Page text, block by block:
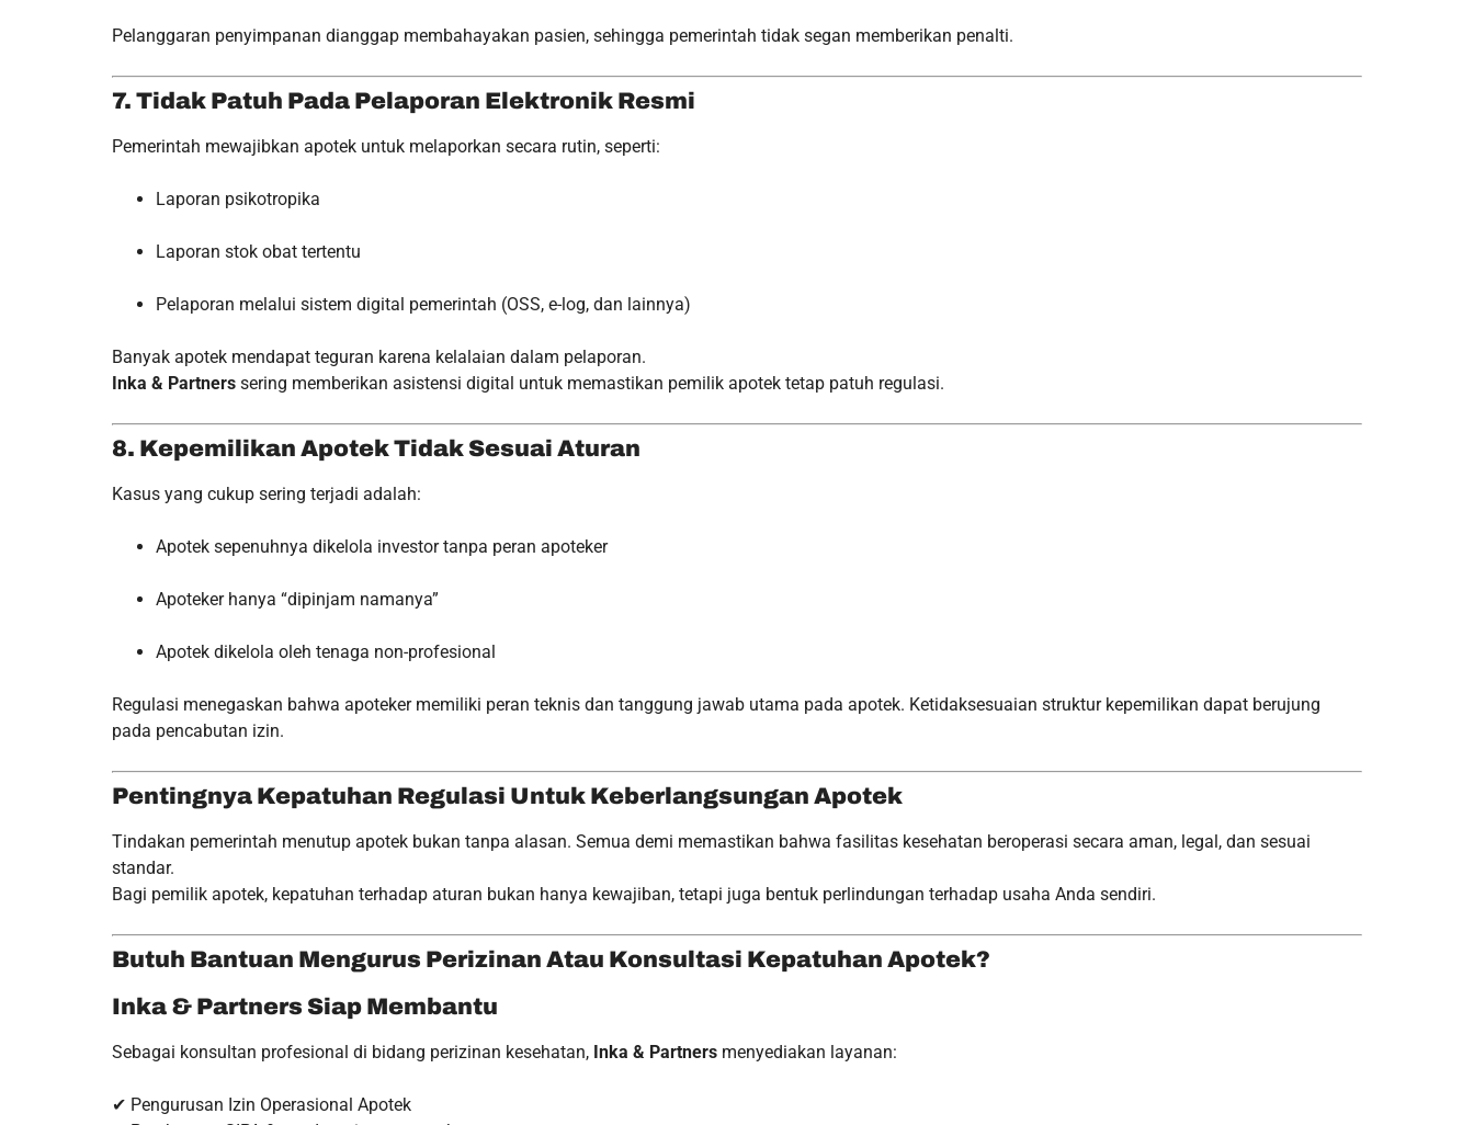
Pelanggaran penyimpanan dianggap membahayakan pasien, sehingga pemerintah tidak segan memberikan penalti.
7. Tidak Patuh Pada Pelaporan Elektronik Resmi
Pemerintah mewajibkan apotek untuk melaporkan secara rutin, seperti:
Laporan psikotropika
Laporan stok obat tertentu
Pelaporan melalui sistem digital pemerintah (OSS, e-log, dan lainnya)
Banyak apotek mendapat teguran karena kelalaian dalam pelaporan.
Inka & Partners sering memberikan asistensi digital untuk memastikan pemilik apotek tetap patuh regulasi.
8. Kepemilikan Apotek Tidak Sesuai Aturan
Kasus yang cukup sering terjadi adalah:
Apotek sepenuhnya dikelola investor tanpa peran apoteker
Apoteker hanya “dipinjam namanya”
Apotek dikelola oleh tenaga non-profesional
Regulasi menegaskan bahwa apoteker memiliki peran teknis dan tanggung jawab utama pada apotek. Ketidaksesuaian struktur kepemilikan dapat berujung
pada pencabutan izin.
Pentingnya Kepatuhan Regulasi Untuk Keberlangsungan Apotek
Tindakan pemerintah menutup apotek bukan tanpa alasan. Semua demi memastikan bahwa fasilitas kesehatan beroperasi secara aman, legal, dan sesuai
standar.
Bagi pemilik apotek, kepatuhan terhadap aturan bukan hanya kewajiban, tetapi juga bentuk perlindungan terhadap usaha Anda sendiri.
Butuh Bantuan Mengurus Perizinan Atau Konsultasi Kepatuhan Apotek?
Inka & Partners Siap Membantu
Sebagai konsultan profesional di bidang perizinan kesehatan, Inka & Partners menyediakan layanan:
✔ Pengurusan Izin Operasional Apotek